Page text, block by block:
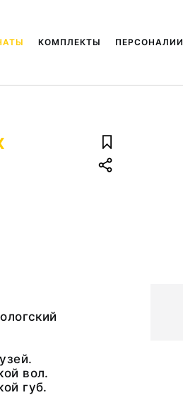
КОМПЛЕКТЫ ПЕРСОНАЛИИ
вол.
губ.